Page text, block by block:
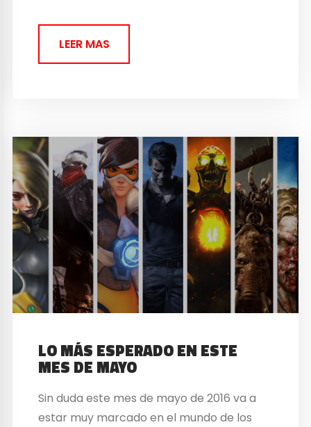
LEER MAS
LO MÁS ESPERADO EN ESTE
MES DE MAYO
Sin duda este mes de mayo de 2016 va a
estar muy marcado en el mundo de los